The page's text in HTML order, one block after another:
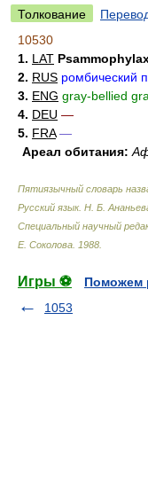
Толкование
10530
1. LAT
2. RUS ромбический
3. ENG gray-bellied
4. DEU —
5. FRA —
Ареал обитания:
Пятиязычный словарь
Русский язык. Н. Б.
Специальный научный
Е. Соколова 1988
Игры ⚽
Поможем
1053